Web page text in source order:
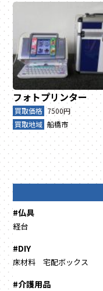
フォトプリンター
買取価格 7500円
買取地域 船橋市
#仏具
経台
#DIY
床材料 宅配ボックス
#介護用品